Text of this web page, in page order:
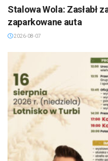
Stalowa Wola: Zasłabł
zaparkowane auta
2026-08-07